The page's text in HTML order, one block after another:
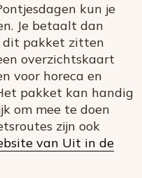
kun je
Je betaalt dan
dit pakket zitten
overzichtskaart
voor horeca en
pakket kan handig
om mee te doen
zijn ook
van Uit in de